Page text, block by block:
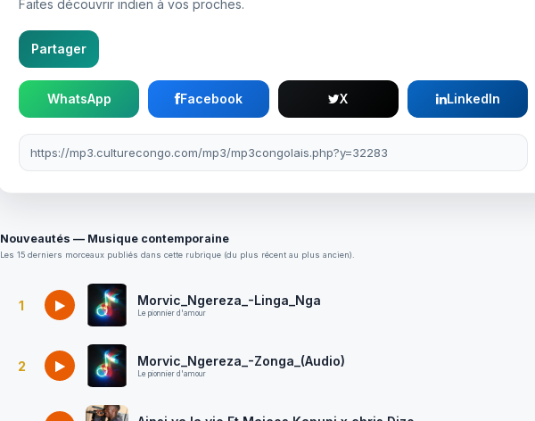
Faites découvrir indien à vos proches.
Partager
WhatsApp Facebook X LinkedIn
Lien à partager
Nouveautés — Musique contemporaine
Les 15 derniers morceaux publiés dans cette rubrique (du plus récent au plus ancien).
1 Morvic_Ngereza_-Linga_Nga
Le pionnier d'amour
2 Morvic_Ngereza_-Zonga_(Audio)
Le pionnier d'amour